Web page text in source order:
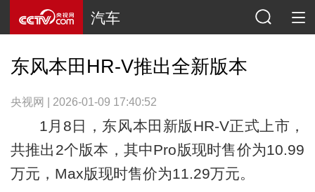
汽车
东风本田HR-V推出全新版本
央视网 | 2026-01-09 17:40:52
1月8日，东风本田新版HR-V正式上市，
共推出2个版本，其中Pro版现时售价为10.99
万元，Max版现时售价为11.29万元。